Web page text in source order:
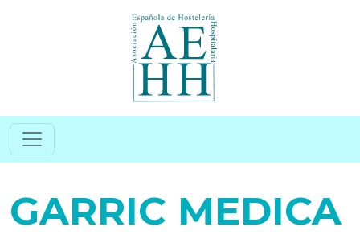
GARRIC MEDICA